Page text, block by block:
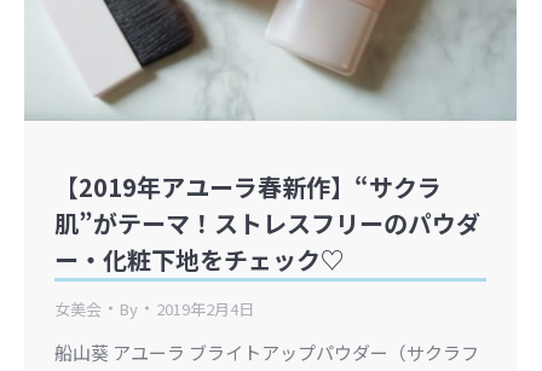
【2019年アユーラ春新作】“サクラ
肌”がテーマ！ストレスフリーのパウダ
ー・化粧下地をチェック♡
女美会 By 2019年2月4日
船山葵 アユーラ ブライトアップパウダー（サクラフ